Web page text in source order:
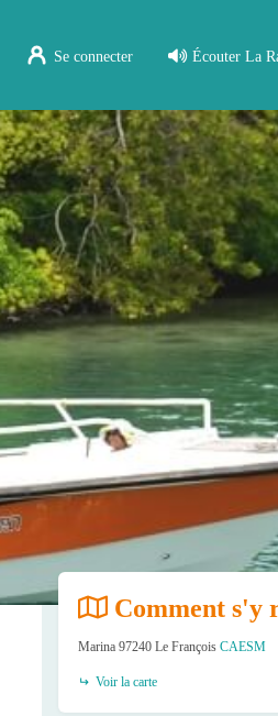
Se connecter Écouter La
Comment s'y
Marina 97240 Le François CAESM
Voir la carte